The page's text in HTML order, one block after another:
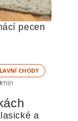
pecen
CHODY
min
a